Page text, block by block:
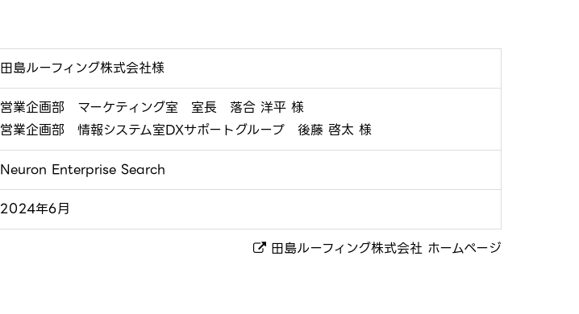
田島ルーフィング株式会社様
営業企画部 マーケティング室 室長 落合 洋平 様
営業企画部 情報システム室DXサポートグループ 後藤 啓太 様
Neuron Enterprise Search
2024年6月
田島ルーフィング株式会社 ホームページ